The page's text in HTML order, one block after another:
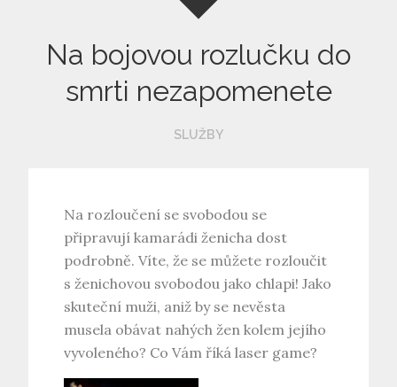
Na bojovou rozlučku do
smrti nezapomenete
SLUŽBY
Na rozloučení se svobodou se
připravují kamarádi ženicha dost
podrobně. Víte, že se můžete rozloučit
s ženichovou svobodou jako chlapi! Jako
skuteční muži, aniž by se nevěsta
musela obávat nahých žen kolem jejího
vyvoleného? Co Vám říkálaser game?